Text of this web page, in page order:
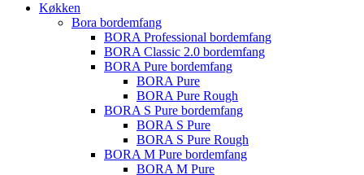
Køkken
Bora bordemfang
BORA Professional bordemfang
BORA Classic 2.0 bordemfang
BORA Pure bordemfang
BORA Pure
BORA Pure Rough
BORA S Pure bordemfang
BORA S Pure
BORA S Pure Rough
BORA M Pure bordemfang
BORA M Pure